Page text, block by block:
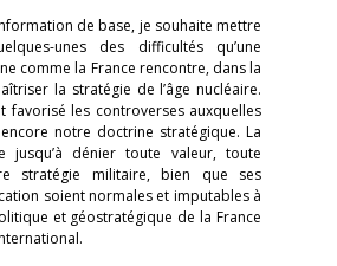
de base, je souhaite mettre
unes des difficultés qu’une
comme la France rencontre, dans la
la stratégie de l’âge nucléaire.
favorisé les controverses auxquelles
notre doctrine stratégique. La
jusqu’à dénier toute valeur, toute
stratégie militaire, bien que ses
soient normales et imputables à
et géostratégique de la France